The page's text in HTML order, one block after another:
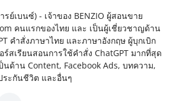
ย์เบนซ์) - เจ้าของ BENZIO ผู้สอนขาย
คนแรกของไทย และ เป็นผู้เชี่ยวชาญด้าน
คำสั่งภาษาไทย และภาษาอังกฤษ ผู้บุกเบิก
ร์สเรียนสอนการใช้คำสั่ง ChatGPT มากที่สุด
นด้าน Content, Facebook Ads, บทความ,
ระกันชีวิต และอื่นๆ